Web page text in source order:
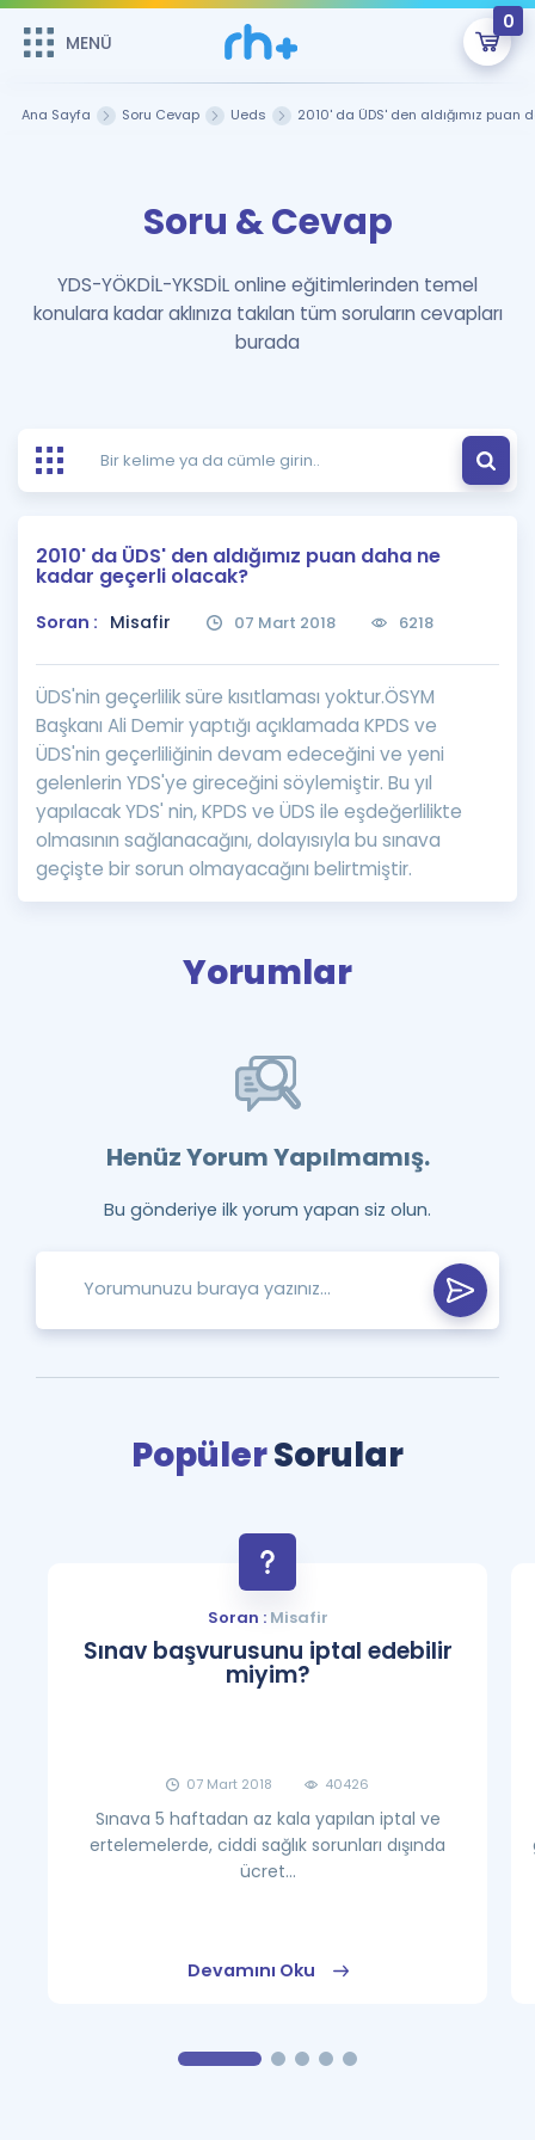
MENÜ
0
Şifremi Hatırlamıyorum
GİRİŞ YAP
Remzi Hoca ile seni sınava hazırlayacak onlarca eğitim seni
bekliyor!
MENÜ
Çalışma Paketleri
Kitaplar ve Kaynaklar
Ücretsiz Kaynaklar
Puan Hesaplama
Rehberlik Aracı
ÖSYM Sınav Takvimi
Kampanyalar
Blog
İngilizce Gramer
Blog
İngilizce Gramer
Hakkımızda
Ana Sayfa Soru Cevap Ueds 2010' da ÜDS' den aldığımız
Soru & Cevap
YDS-YÖKDİL-YKSDİL online eğitimlerinden temel
konulara kadar aklınıza takılan tüm soruların cevapları
burada
2010' da ÜDS' den aldığımız puan daha ne
kadar geçerli olacak?
Soran : Misafir 07 Mart 2018 6218
ÜDS'nin geçerlilik süre kısıtlaması yoktur.ÖSYM
Başkanı Ali Demir yaptığı açıklamada KPDS ve
ÜDS'nin geçerliliğinin devam edeceğini ve yeni
gelenlerin YDS'ye gireceğini söylemiştir. Bu yıl
yapılacak YDS' nin, KPDS ve ÜDS ile eşdeğerlilikte
olmasının sağlanacağını, dolayısıyla bu sınava
geçişte bir sorun olmayacağını belirtmiştir.
Yorumlar
Henüz Yorum Yapılmamış.
Bu gönderiye ilk yorum yapan siz olun.
PopülerSorular
Soran :Misafir
Sınav başvurusunu iptal edebilir
miyim?
07 Mart 2018 40426
Sınava 5 haftadan az kala yapılan iptal ve
ertelemelerde, ciddi sağlık sorunları dışında
ücret...
Devamını Oku